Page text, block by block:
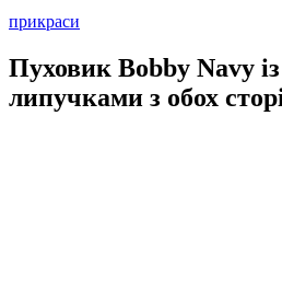
прикраси
Пуховик Bobby Navy
липучками з обох